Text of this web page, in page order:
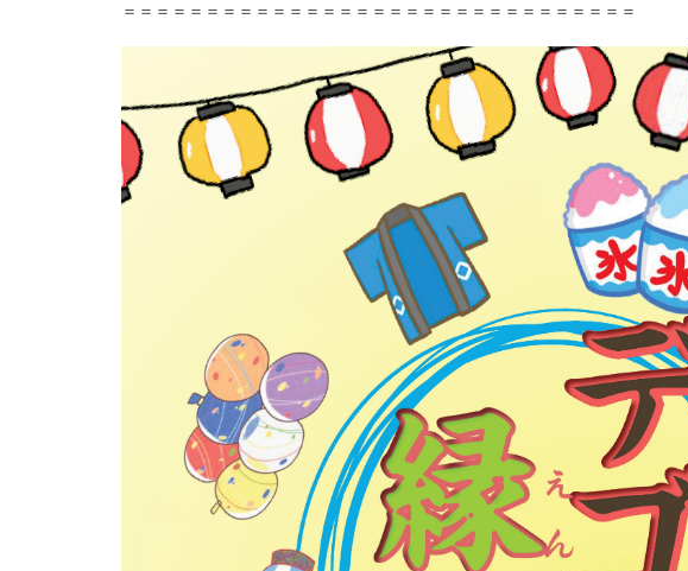
＝＝＝＝＝＝＝＝＝＝＝＝＝＝＝＝＝＝＝＝＝＝＝＝＝＝＝＝＝＝＝